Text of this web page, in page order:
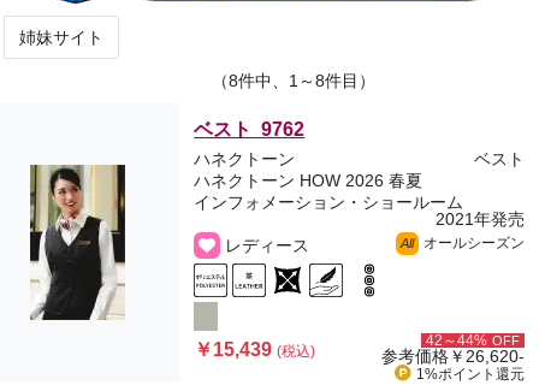
姉妹サイト
（8件中、1～8件目）
ベスト 9762
ハネクトーン
ベスト
ハネクトーン HOW 2026 春夏
インフォメーション・ショールーム
2021年発売
レディース
All オールシーズン
￥15,439(税込)
42～44% OFF
参考価格￥26,620-
1%ポイント 還元